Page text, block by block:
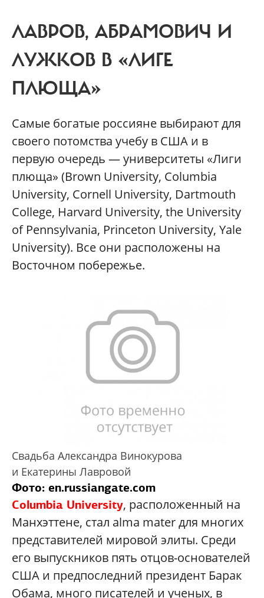
ЛАВРОВ, АБРАМОВИЧ И
ЛУЖКОВ В «ЛИГЕ
ПЛЮЩА»
Самые богатые россияне выбирают для
своего потомства учебу в США и в
первую очередь — университеты «Лиги
плюща» (Brown University, Columbia
University, Cornell University, Dartmouth
College, Harvard University, the University
of Pennsylvania, Princeton University, Yale
University). Все они расположены на
Восточном побережье.
Свадьба Александра Винокурова
и Екатерины Лавровой
Фото: en.russiangate.com
Columbia University, расположенный на
Манхэттене, стал alma mater для многих
представителей мировой элиты. Среди
его выпускников пять отцов-основателей
США и предпоследний президент Барак
Обама, много писателей и ученых, в